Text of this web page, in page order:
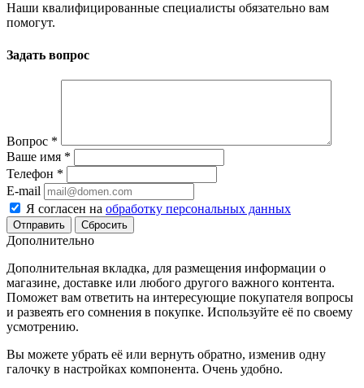
Наши квалифицированные специалисты обязательно вам
помогут.
Задать вопрос
Вопрос *
Ваше имя *
Телефон *
E-mail
Я согласен на обработку персональных данных
Сбросить
Дополнительно
Дополнительная вкладка, для размещения информации о
магазине, доставке или любого другого важного контента.
Поможет вам ответить на интересующие покупателя вопросы
и развеять его сомнения в покупке. Используйте её по своему
усмотрению.
Вы можете убрать её или вернуть обратно, изменив одну
галочку в настройках компонента. Очень удобно.